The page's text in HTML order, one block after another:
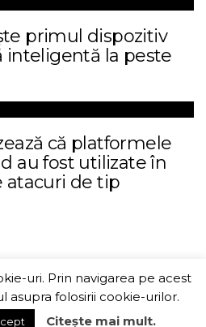
primul dispozitiv
inteligentă la peste
că platformele
au fost utilizate în
atacuri de tip
uri. Prin navigarea pe acest
asupra folosirii cookie-urilor.
Citește mai mult.